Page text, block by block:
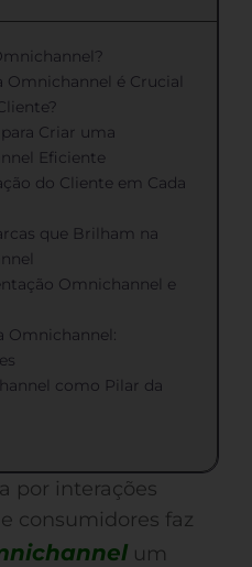
Omnichannel é Crucial
Criar uma
Eficiente
do Cliente em Cada
que Brilham na
Omnichannel e
Omnichannel:
como Pilar da
por interações
consumidores faz
um